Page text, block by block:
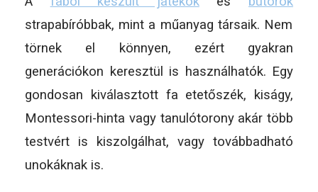
strapabíróbbak, mint a műanyag társaik. Nem
törnek el könnyen, ezért gyakran
generációkon keresztül is használhatók. Egy
gondosan kiválasztott fa etetőszék, kiságy,
Montessori-hinta vagy tanulótorony akár több
testvért is kiszolgálhat, vagy továbbadható
unokáknak is.